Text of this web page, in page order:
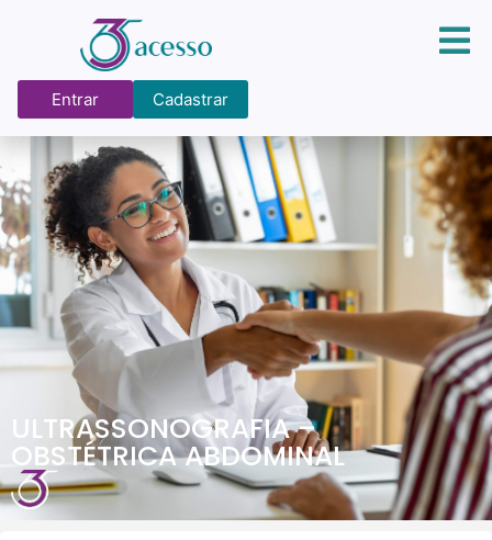
Entrar Cadastrar
ULTRASSONOGRAFIA –
OBSTÉTRICA ABDOMINAL